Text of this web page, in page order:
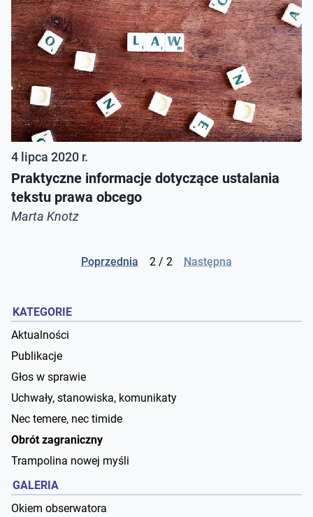
4 lipca 2020 r.
Praktyczne informacje dotyczące ustalania
tekstu prawa obcego
Marta Knotz
Poprzednia 2 / 2 Następna
KATEGORIE
Aktualności
Publikacje
Głos w sprawie
Uchwały, stanowiska, komunikaty
Nec temere, nec timide
Obrót zagraniczny
Trampolina nowej myśli
GALERIA
Okiem obserwatora